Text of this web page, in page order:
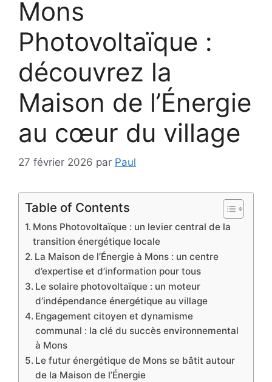
Mons
Photovoltaïque :
découvrez la
Maison de l’Énergie
au cœur du village
27 février 2026 par Paul
Table of Contents
Mons Photovoltaïque : un levier central de la
transition énergétique locale
La Maison de l’Énergie à Mons : un centre
d’expertise et d’information pour tous
Le solaire photovoltaïque : un moteur
d’indépendance énergétique au village
Engagement citoyen et dynamisme
communal : la clé du succès environnemental
à Mons
Le futur énergétique de Mons se bâtit autour
de la Maison de l’Énergie